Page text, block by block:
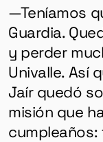
—Teníamos
Guardia.
y perder
Univalle. Así
Jaír quedó
misión que